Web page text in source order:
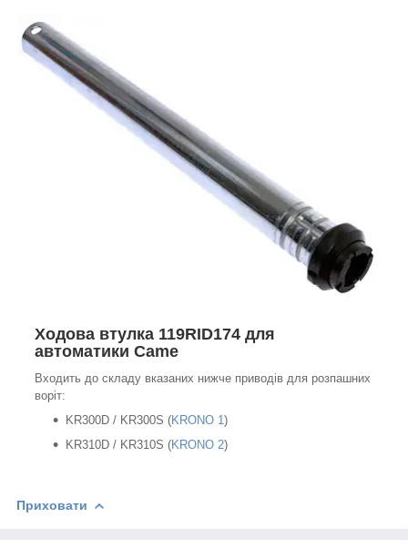
Ходова втулка 119RID174 для
автоматики Came
Входить до складу вказаних нижче приводів для розпашних
воріт:
KR300D / KR300S (KRONO 1 )
KR310D / KR310S (KRONO 2)
Приховати